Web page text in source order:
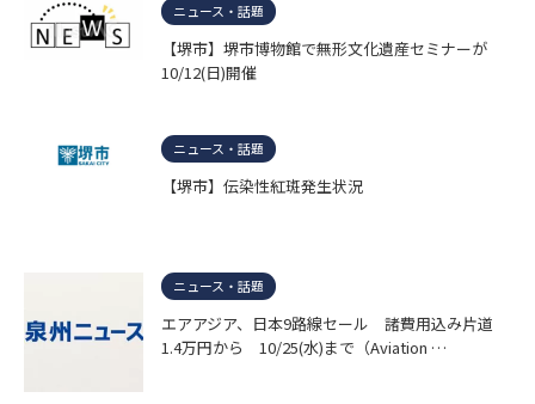
ニュース・話題
【堺市】堺市博物館で無形文化遺産セミナーが
10/12(日)開催
ニュース・話題
【堺市】伝染性紅斑発生状況
ニュース・話題
エアアジア、日本9路線セール 諸費用込み片道
1.4万円から 10/25(水)まで（Aviation …